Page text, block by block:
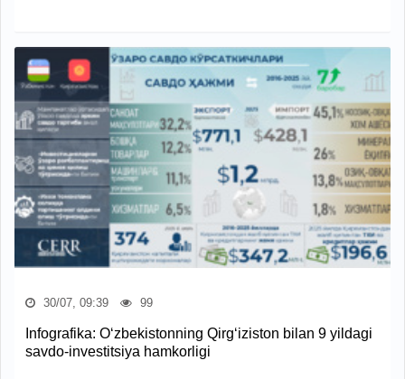
30/07, 09:39 99
Infografika: O‘zbekistonning Qirg‘iziston bilan 9 yildagi
savdo-investitsiya hamkorligi